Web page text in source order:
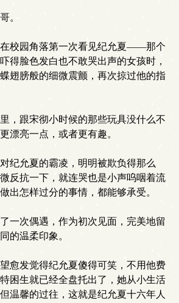
。
校园角落第一次看见纪允夏——那个
得脸色发白也不敢哭出声的女孩时，
翅膀般的细微震颤，再次掠过他的指
，跟宋彻小时候的那些玩具没什么不
漂亮一点，或者更有趣。
纪允夏的霸凌，明明被欺负得那么
反抗一下，就连哭也是小声呜咽着流
出怎样过分的事情，都能够承受。
一次偶遇，作为初次见面，完美地留
的温柔印象。
愈发觉得纪允夏傻得可笑，不用他费
困生就已经全盘托出了，她从小生活
温馨的过往，这就是纪允夏十六年人